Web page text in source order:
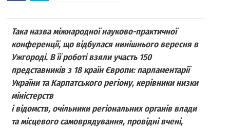
Така назва міжнародної науково-практичної
конференції, що відбулася нинішнього вересня в
Ужгороді. В її роботі взяли участь 150
представників з 18 країн Європи: парламентарії
України та Карпатського регіону, керівники низки
міністерств
і відомств, очільники регіональних органів влади
та місцевого самоврядування, провідні вчені,